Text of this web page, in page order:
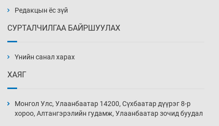
3 цаг 45 мин
нэмэгджээ
4 цаг 15 мин
Редакцын ёс зүй
СУРТАЛЧИЛГАА БАЙРШУУЛАХ
Үнийн санал харах
ХАЯГ
Монгол Улс, Улаанбаатар 14200, Сүхбаатар дүүрэг 8-р
хороо, Алтангэрэлийн гудамж, Улаанбаатар зочид буудал